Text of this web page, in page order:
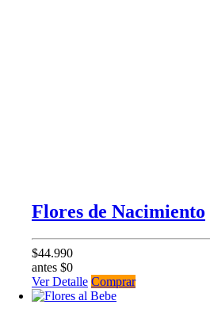
Flores de Nacimiento
$44.990
antes $0
Ver Detalle Comprar